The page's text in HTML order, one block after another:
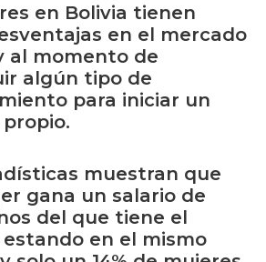
en Bolivia tienen
en el mercado
al momento de
algún tipo de
para iniciar un
muestran que
gana un salario de
del que tiene el
en el mismo